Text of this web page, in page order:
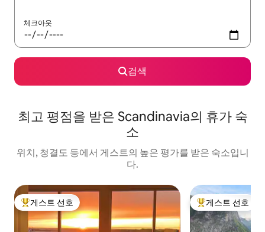
체크아웃
검색
최고 평점을 받은 Scandinavia의 휴가 숙
소
위치, 청결도 등에서 게스트의 높은 평가를 받은 숙소입니
다.
상위 게스트 선호
게스트 선호 상위 게스트 선호
게스트 선호